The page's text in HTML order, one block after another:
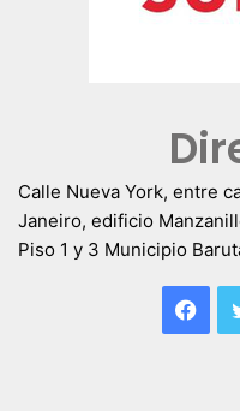
Calle Nueva York, entre
Janeiro, edificio
Piso 1 y 3 Municipio